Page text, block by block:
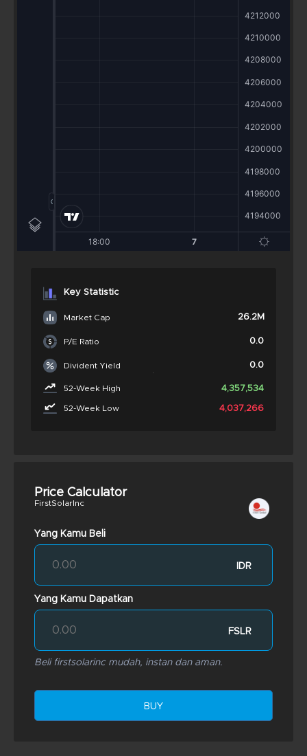
Key Statistic
Market Cap 26.2M
P/E Ratio 0.0
Divident Yield 0.0
52-Week High 4,357,534
52-Week Low 4,037,266
Price Calculator
FirstSolarInc
Yang Kamu Beli
IDR
Yang Kamu Dapatkan
FSLR
Beli firstsolarinc mudah, instan dan aman.
BUY